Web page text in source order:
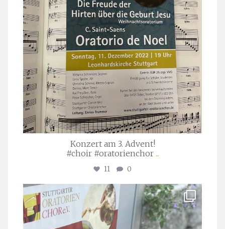
Konzert am 3. Advent!
#choir #oratorienchor ...
11 0
stuttgarter_oratorienchor
Juli 23